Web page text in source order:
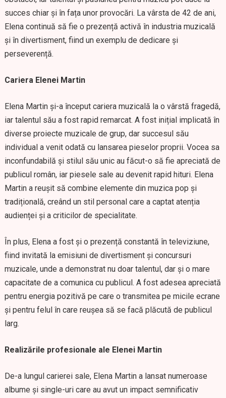
succes chiar și în fața unor provocări. La vârsta de 42 de ani,
Elena continuă să fie o prezență activă în industria muzicală
și în divertisment, fiind un exemplu de dedicare și
perseverență.
Cariera Elenei Martin
Elena Martin și-a început cariera muzicală la o vârstă fragedă,
iar talentul său a fost rapid remarcat. A fost inițial implicată în
diverse proiecte muzicale de grup, dar succesul său
individual a venit odată cu lansarea pieselor proprii. Vocea sa
inconfundabilă și stilul său unic au făcut-o să fie apreciată de
publicul român, iar piesele sale au devenit rapid hituri. Elena
Martin a reușit să combine elemente din muzica pop și
tradițională, creând un stil personal care a captat atenția
audienței și a criticilor de specialitate.
În plus, Elena a fost și o prezență constantă în televiziune,
fiind invitată la emisiuni de divertisment și concursuri
muzicale, unde a demonstrat nu doar talentul, dar și o mare
capacitate de a comunica cu publicul. A fost adesea apreciată
pentru energia pozitivă pe care o transmitea pe micile ecrane
și pentru felul în care reușea să se facă plăcută de publicul
larg.
Realizările profesionale ale Elenei Martin
De-a lungul carierei sale, Elena Martin a lansat numeroase
albume și single-uri care au avut un impact semnificativ